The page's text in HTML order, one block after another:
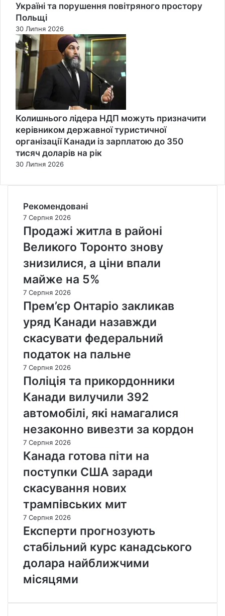
Україні та порушення повітряного простору
Польщі
30 Липня 2026
Колишнього лідера НДП можуть призначити
керівником державної туристичної
організації Канади із зарплатою до 350
тисяч доларів на рік
30 Липня 2026
Рекомендовані
7 Серпня 2026
Продажі житла в районі
Великого Торонто знову
знизилися, а ціни впали
майже на 5%
7 Серпня 2026
Прем’єр Онтаріо закликав
уряд Канади назавжди
скасувати федеральний
податок на пальне
7 Серпня 2026
Поліція та прикордонники
Канади вилучили 392
автомобілі, які намагалися
незаконно вивезти за кордон
7 Серпня 2026
Канада готова піти на
поступки США заради
скасування нових
трампівських мит
7 Серпня 2026
Експерти прогнозують
стабільний курс канадського
долара найближчими
місяцями